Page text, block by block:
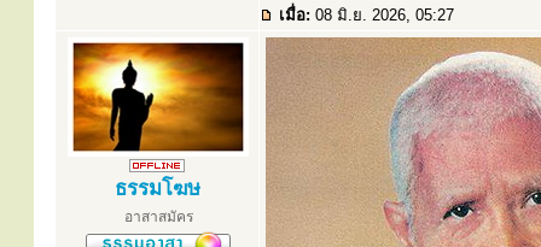
เมื่อ: 08 มิ.ย. 2026, 05:27
ธรรมโฆษ
อาสาสมัคร